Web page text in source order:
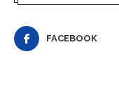
FACEBOOK